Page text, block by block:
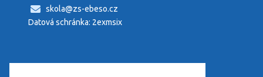
skola@zs-ebeso.cz
Datová schránka: 2exmsix